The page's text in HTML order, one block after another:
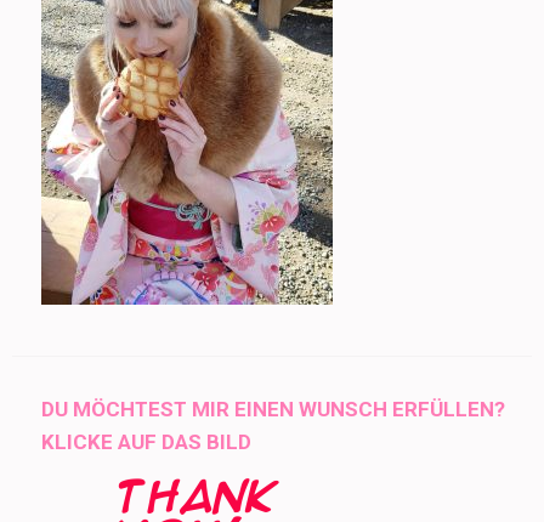
DU MÖCHTEST MIR EINEN WUNSCH ERFÜLLEN?
KLICKE AUF DAS BILD